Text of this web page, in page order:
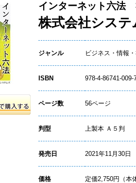
インターネット六法
株式会社システ
ジャンル ビジネス・情報
ISBN 978-4-86741-009-
ページ数 56ページ
判型 上製本 Ａ５判
発売日 2021年11月30日
価格 定価2,750円（本